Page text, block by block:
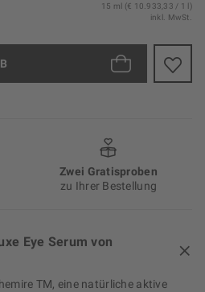
15 ml (€ 10.933,33 / 1 l)
inkl. MwSt.
Zwei Gratisproben
zu Ihrer Bestellung
Eye Serum von
TM, eine natürliche aktive